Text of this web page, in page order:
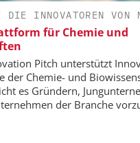
DIE INNOVATOREN VON
für Chemie und
Pitch unterstützt
der Chemie- und
es Gründern,
der Branche